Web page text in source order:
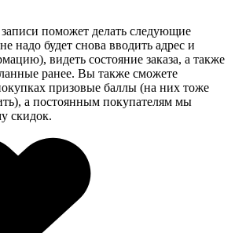
поможет делать следующие
надо будет снова вводить адрес и
видеть состояние заказа, а также
ранее. Вы также сможете
призовые баллы (на них тоже
а постоянным покупателям мы
скидок.